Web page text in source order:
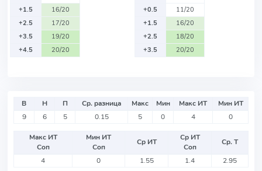
+1.5
16/20
+2.5
17/20
+3.5
19/20
+4.5
20/20
+0.5
11/20
+1.5
16/20
+2.5
18/20
+3.5
20/20
В Н П Ср. разница Макс Мин Макс ИТ
Мин ИТ
9
6 5 0.15 5 0 4 0
Макс ИТ
Соп
Мин ИТ
Соп
Ср ИТ
Ср ИТ
Соп
Ср. Т
4
0 1.55 1.4 2.95